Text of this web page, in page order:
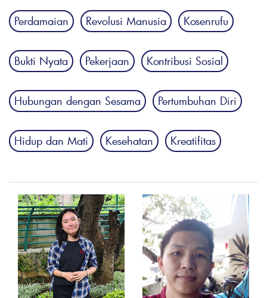
Perdamaian Revolusi Manusia Kosenrufu
Bukti Nyata Pekerjaan Kontribusi Sosial
Hubungan dengan Sesama Pertumbuhan Diri
Hidup dan Mati Kesehatan Kreatifitas